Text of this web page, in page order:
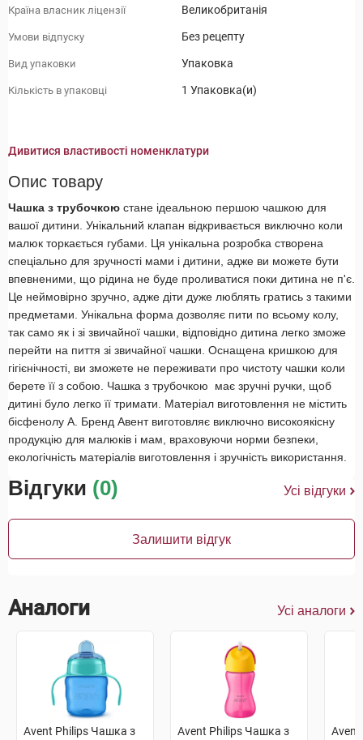
Країна власник ліцензії Великобританія
Умови відпуску Без рецепту
Вид упаковки Упаковка
Кількість в упаковці 1 Упаковка(и)
Дивитися властивості номенклатури
Опис товару
Чашка з трубочкою стане ідеальною першою чашкою для
вашої дитини. Унікальний клапан відкривається виключно коли
малюк торкається губами. Ця унікальна розробка створена
спеціально для зручності мами і дитини, адже ви можете бути
впевненими, що рідина не буде проливатися поки дитина не п'є.
Це неймовірно зручно, адже діти дуже люблять гратись з такими
предметами. Унікальна форма дозволяє пити по всьому колу,
так само як і зі звичайної чашки, відповідно дитина легко зможе
перейти на пиття зі звичайної чашки. Оснащена кришкою для
гігієнічності, ви зможете не переживати про чистоту чашки коли
берете її з собою. Чашка з трубочкою
має зручні ручки, щоб
дитині було легко її тримати. Матеріал виготовлення не містить
бісфенолу А. Бренд Авент виготовляє виключно високоякісну
продукцію для малюків і мам, враховуючи норми безпеки,
екологічність матеріалів виготовлення і зручність використання.
Відгуки (0) Усі відгуки
Залишити відгук
Аналоги Усі аналоги
Avent Philips Чашка з
Avent Philips Чашка з